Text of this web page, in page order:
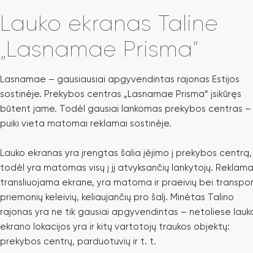
Lauko ekranas Taline
„Lasnamae Prisma“
Lasnamae – gausiausiai apgyvendintas rajonas Estijos
sostinėje. Prekybos centras „Lasnamae Prisma“ įsikūręs
būtent jame. Todėl gausiai lankomas prekybos centras –
puiki vieta matomai reklamai sostinėje.
Lauko ekranas yra įrengtas šalia įėjimo į prekybos centrą,
todėl yra matomas visų į jį atvyksančių lankytojų.
transliuojama ekrane, yra matoma ir praeivių bei
priemonių keleivių, keliaujančių pro šalį. Minėtas Talino
rajonas yra ne tik gausiai apgyvendintas – netoliese
ekrano lokacijos yra ir kitų vartotojų traukos objektų:
prekybos centrų, parduotuvių ir t. t.